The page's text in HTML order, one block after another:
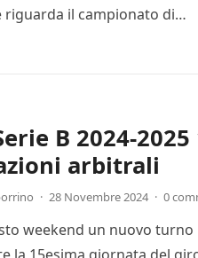
riguarda il campionato di…
B 2024-
arbitrali
· 28 Novembre 2024 · 0
weekend un nuovo